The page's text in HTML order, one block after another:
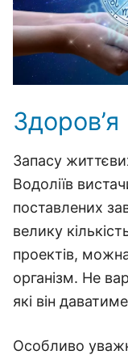
Здоров’я
Запасу
Водоліїв
поставлених
велику
проектів,
організм. Не
які він
Особливо